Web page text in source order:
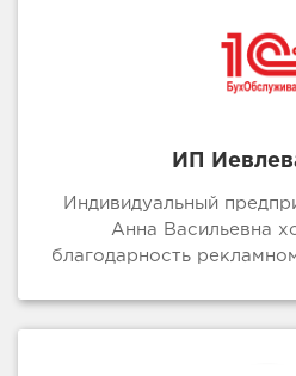
ИП
Индивидуальный
Анна Васильевна
благодарность